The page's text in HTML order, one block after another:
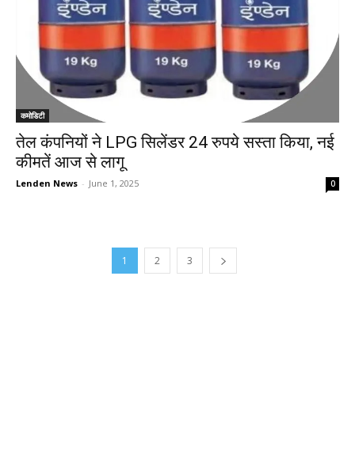
कमोडिटी
तेल कंपनियों ने LPG सिलेंडर 24 रुपये सस्ता किया, नई
कीमतें आज से लागू
Lenden News - June 1, 2025 0
1 2 3